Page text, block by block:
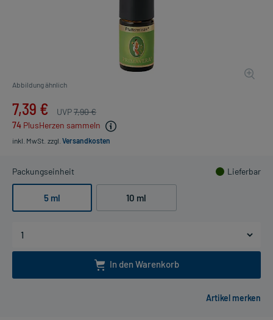
Abbildung ähnlich
7,39 € UVP7,90 €
74 PlusHerzen sammeln
inkl. MwSt. zzgl. Versandkosten
Packungseinheit Lieferbar
5 ml 10 ml
In den Warenkorb